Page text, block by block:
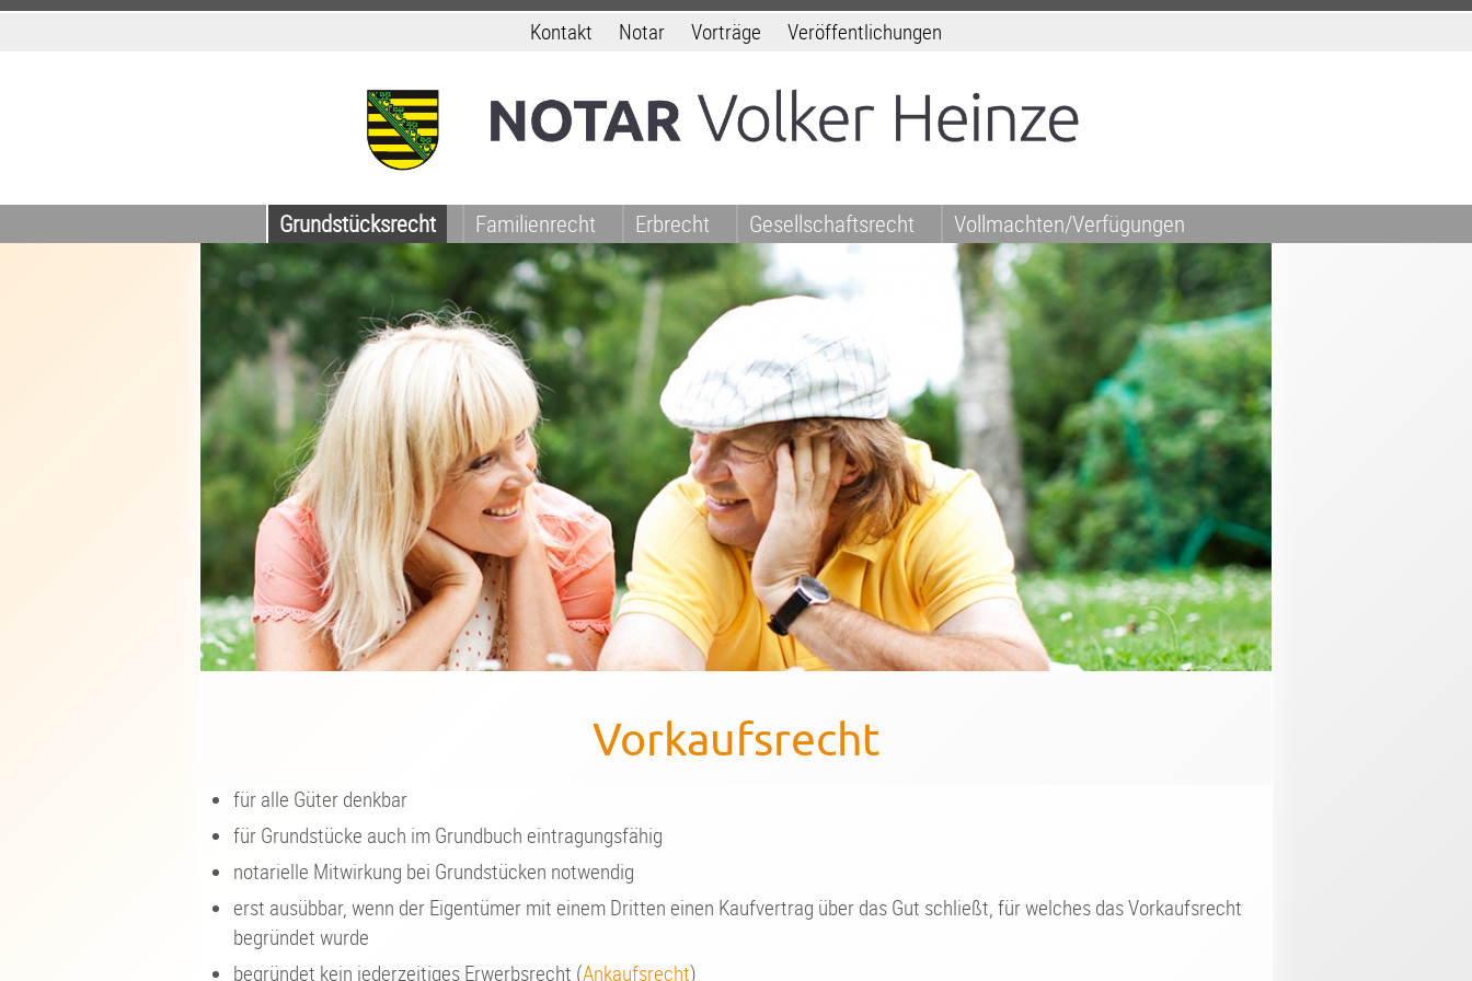
Kontakt Notar Vorträge Veröffentlichungen
Grundstücksrecht Familienrecht Erbrecht Gesellschaftsrecht Vollmachten/Verfügungen
Vorkaufsrecht
für alle Güter denkbar
für Grundstücke auch im Grundbuch eintragungsfähig
notarielle Mitwirkung bei Grundstücken notwendig
erst ausübbar, wenn der Eigentümer mit einem Dritten einen Kaufvertrag über das Gut schließt, für welches das Vorkaufsrecht
begründet wurde
begründet kein jederzeitiges Erwerbsrecht (Ankaufsrecht)